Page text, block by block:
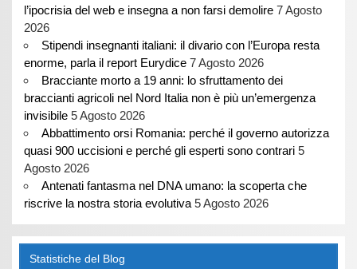
l’ipocrisia del web e insegna a non farsi demolire 7 Agosto
2026
Stipendi insegnanti italiani: il divario con l’Europa resta
enorme, parla il report Eurydice 7 Agosto 2026
Bracciante morto a 19 anni: lo sfruttamento dei
braccianti agricoli nel Nord Italia non è più un’emergenza
invisibile 5 Agosto 2026
Abbattimento orsi Romania: perché il governo autorizza
quasi 900 uccisioni e perché gli esperti sono contrari 5
Agosto 2026
Antenati fantasma nel DNA umano: la scoperta che
riscrive la nostra storia evolutiva 5 Agosto 2026
Statistiche del Blog